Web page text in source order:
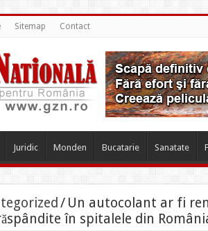
Sitemap Contact
Juridic Monden Bucatarie Sanatate
/ Un autocolant ar fi
în spitalele din